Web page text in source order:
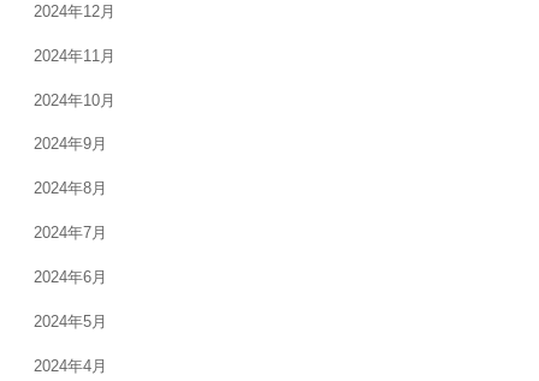
2024年12月
2024年11月
2024年10月
2024年9月
2024年8月
2024年7月
2024年6月
2024年5月
2024年4月